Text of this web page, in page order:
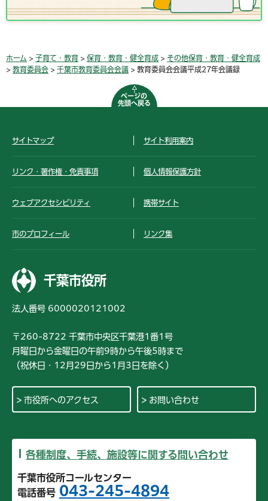
ホーム > 子育て・教育 > 保育・教育・健全育成 > その他保育・教育・健全育成
> 教育委員会 > 千葉市教育委員会会議 > 教育委員会会議平成27年会議録
ページの
先頭へ戻る
サイトマップ サイト利用案内
リンク・著作権・免責事項 個人情報保護方針
ウェブアクセシビリティ 携帯サイト
市のプロフィール リンク集
千葉市役所
法人番号 6000020121002
〒260-8722 千葉市中央区千葉港1番1号
月曜日から金曜日の午前9時から午後5時まで
（祝休日・12月29日から1月3日を除く）
市役所へのアクセス お問い合わせ
各種制度、手続、施設等に関する問い合わせ
千葉市役所コールセンター
電話番号 043-245-4894